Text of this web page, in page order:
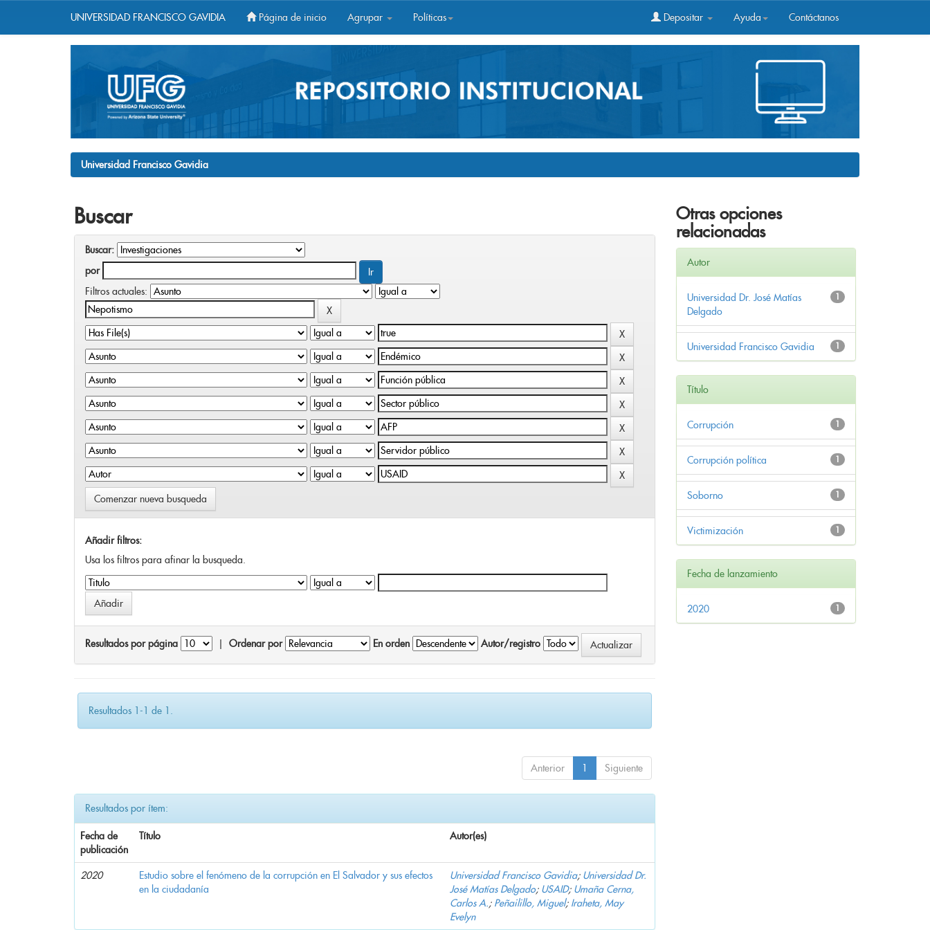
UNIVERSIDAD FRANCISCO GAVIDIA Página de inicio Agrupar Políticas Depositar Ayuda Contáctanos
Universidad Francisco Gavidia
Buscar
Buscar:
por
Filtros actuales:
Comenzar nueva busqueda
Añadir filtros:
Usa los filtros para afinar la busqueda.
Resultados por página Ordenar por En orden Autor/registro
Resultados 1-1 de 1.
Anterior 1 Siguiente
Resultados por ítem:
Fecha de
publicación
Título Autor(es)
2020
Estudio sobre el fenómeno de la corrupción en El Salvador y sus efectos
en la ciudadanía
Universidad Francisco Gavidia; Universidad Dr.
José Matías Delgado; USAID; Umaña Cerna,
Carlos A.; Peñailillo, Miguel; Iraheta, May
Evelyn
Otras opciones
relacionadas
Autor
1
Universidad Dr. José Matías
Delgado
1
Universidad Francisco Gavidia
Título
1
Corrupción
1
Corrupción política
1
Soborno
1
Victimización
Fecha de lanzamiento
1
2020